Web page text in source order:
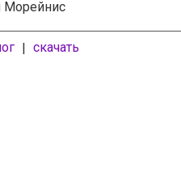
Морейнис
| скачать